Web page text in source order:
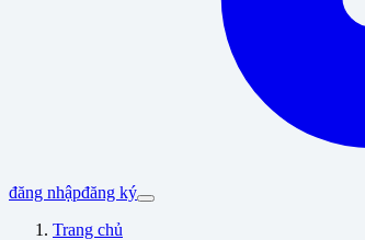
đăng nhậpđăng ký
Trang chủ